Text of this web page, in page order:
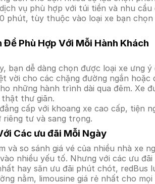
vụ phù hợp với túi tiền và nhu
phút, tùy thuộc vào loại xe bạn
Để Phù Hợp Với Mỗi Hành Khách
bạn dễ dàng chọn được loại xe ưng
vời cho các chặng đường ngắn
những hành trình dài qua đêm. Xe
thư giãn.
cấp với khoang xe cao cấp, tiện
tư và sang trọng.
Các ưu đãi Mỗi Ngày
và so sánh giá vé của nhiều nhà xe
nhiều yếu tố. Nhưng với các ưu
hay săn ưu đãi phút chót,
nằm, limousine giá rẻ nhất cho